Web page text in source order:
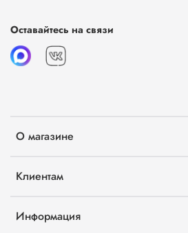
О магазине
Клиентам
Информация
Оставайтесь на связи